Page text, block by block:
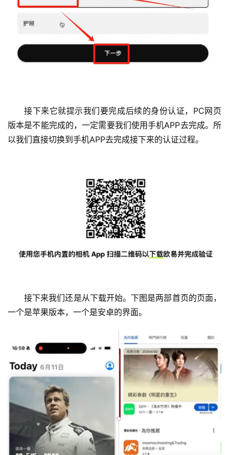
接下来它就提示我们要完成后续的身份认证，PC网页
版本是不能完成的，一定需要我们使用手机APP去完成。所
以我们直接切换到手机APP去完成接下来的认证过程。
接下来我们还是从下载开始。下图是两部首页的页面，
一个是苹果版本，一个是安卓的界面。